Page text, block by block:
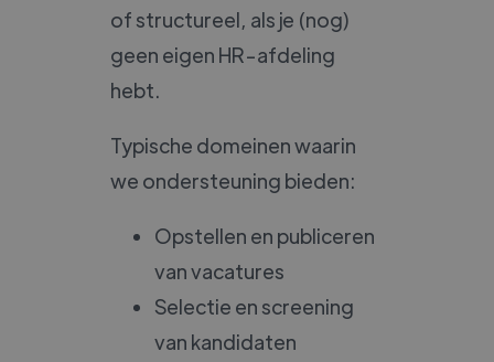
of structureel, als je (nog)
geen eigen HR-afdeling
hebt.
Typische domeinen waarin
we ondersteuning bieden:
Opstellen en publiceren
van vacatures
Selectie en screening
van kandidaten